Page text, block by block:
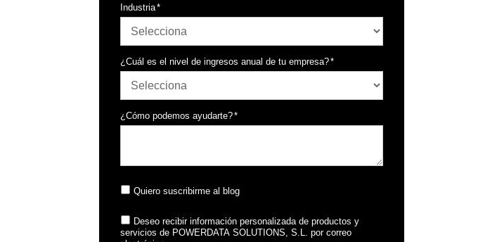
Industria*
¿Cuál es el nivel de ingresos anual de tu empresa?*
¿Cómo podemos ayudarte?*
Quiero suscribirme al blog
Deseo recibir información personalizada de productos y
servicios de POWERDATA SOLUTIONS, S.L. por correo